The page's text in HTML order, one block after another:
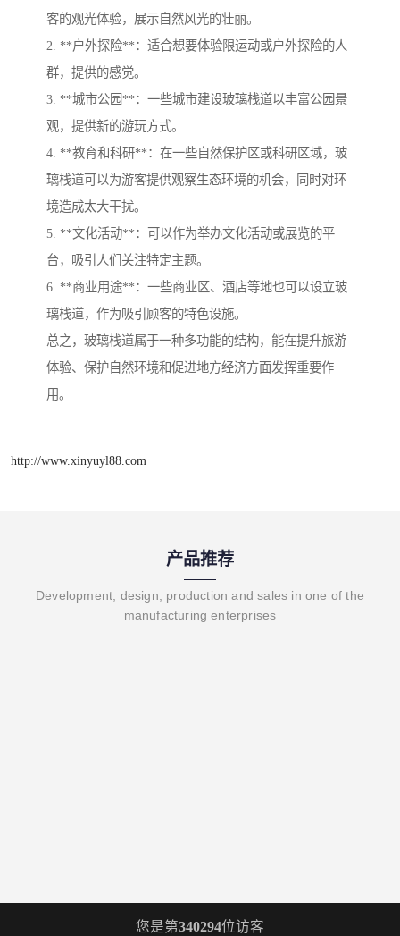
客的观光体验，展示自然风光的壮丽。
2. **户外探险**：适合想要体验限运动或户外探险的人
群，提供的感觉。
3. **城市公园**：一些城市建设玻璃栈道以丰富公园景
观，提供新的游玩方式。
4. **教育和科研**：在一些自然保护区或科研区域，玻
璃栈道可以为游客提供观察生态环境的机会，同时对环
境造成太大干扰。
5. **文化活动**：可以作为举办文化活动或展览的平
台，吸引人们关注特定主题。
6. **商业用途**：一些商业区、酒店等地也可以设立玻
璃栈道，作为吸引顾客的特色设施。
总之，玻璃栈道属于一种多功能的结构，能在提升旅游
体验、保护自然环境和促进地方经济方面发挥重要作
用。
http://www.xinyuyl88.com
产品推荐
Development, design, production and sales in one of the
manufacturing enterprises
您是第340294位访客